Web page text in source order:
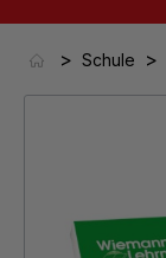
> Schule >